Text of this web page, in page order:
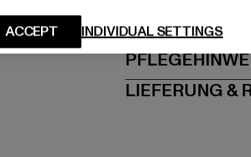
GRÖSSE
LIEFERUNG &
INDIVIDUAL SETTINGS
ACCEPT